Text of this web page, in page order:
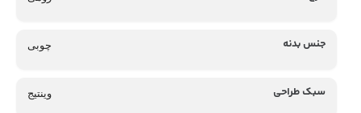
جنس بدنه چوبی
سبک طراحی وینتیج